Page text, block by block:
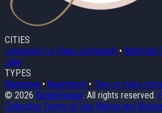
CITIES
Longueuil (Le Vieux-Longueuil) • Montréal
Julie
TYPES
Bungalow • Apartment • Two or more
© 2026 EstateFunnel . All rights reserved.
Collection Terms of Use Notice and Notice